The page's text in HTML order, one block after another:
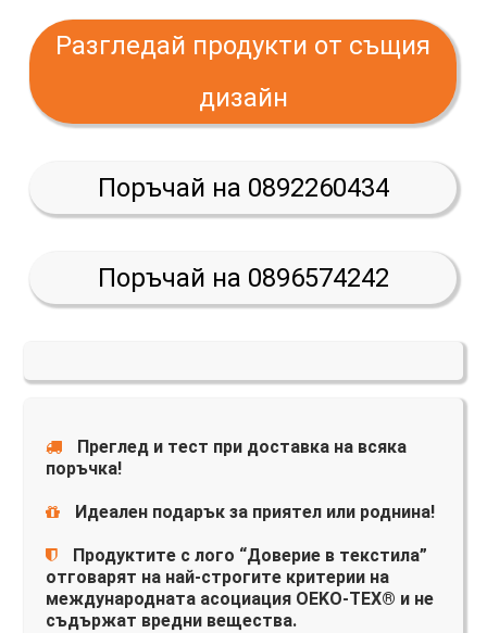
Разгледай продукти от същия
дизайн
Поръчай на 0892260434
Поръчай на 0896574242
Преглед и тест при доставка на всяка
поръчка!
Идеален подарък за приятел или роднина!
Продуктите с лого “Доверие в текстила”
отговарят на най-строгите критерии на
международната асоциация OEKO-TEX® и не
съдържат вредни вещества.